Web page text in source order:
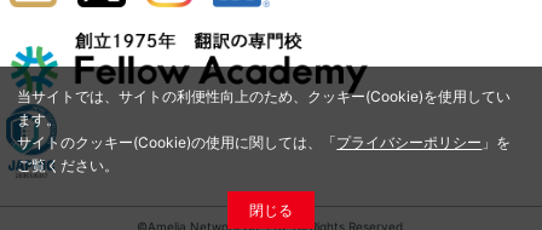
当サイトでは、サイトの利便性向上のため、クッキー(Cookie)を使用してい
ます。
サイトのクッキー(Cookie)の使用に関しては、「プライバシーポリシー 」を
ご覧ください。
閉じる
©Amelia Network Co.,Ltd. All Rights Reserved.